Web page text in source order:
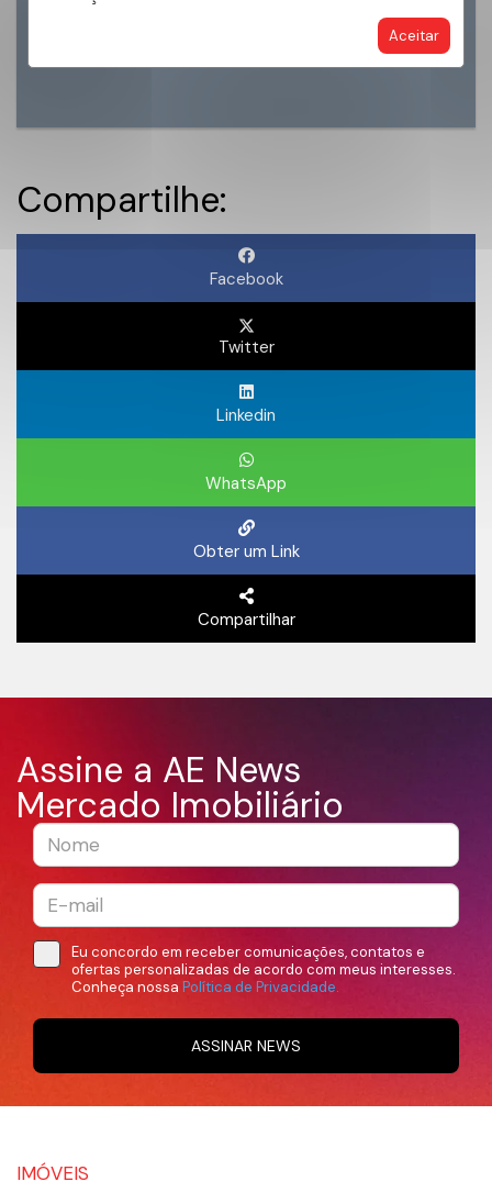
Aceitar
Compartilhe:
Facebook
Twitter
Linkedin
WhatsApp
Obter um Link
Compartilhar
Assine a AE News
Mercado Imobiliário
Eu concordo em receber comunicações, contatos e
ofertas personalizadas de acordo com meus interesses.
Conheça nossa Política de Privacidade.
ASSINAR NEWS
IMÓVEIS